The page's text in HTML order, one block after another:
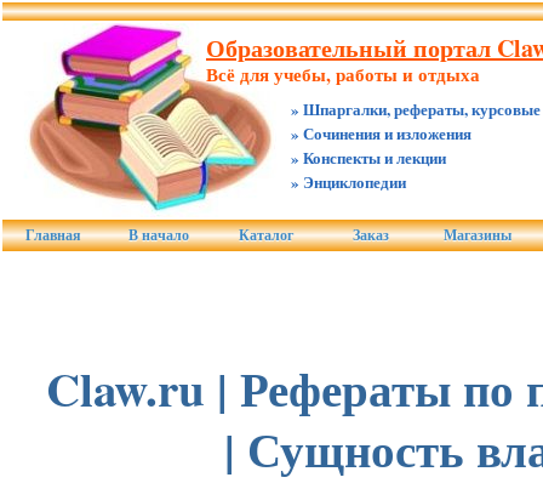
Образовательный портал
Всё для учебы, работы и отдыха
» Шпаргалки, рефераты, курсовые
» Сочинения и изложения
» Конспекты и лекции
» Энциклопедии
Главная В начало Каталог Заказ Магазины
Claw.ru | Рефераты по
| Сущность